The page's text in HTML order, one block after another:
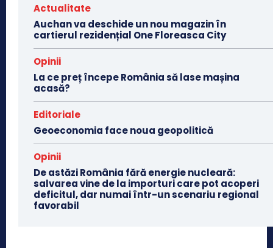
Actualitate
Auchan va deschide un nou magazin în
cartierul rezidențial One Floreasca City
Opinii
La ce preț începe România să lase mașina
acasă?
Editoriale
Geoeconomia face noua geopolitică
Opinii
De astăzi România fără energie nucleară:
salvarea vine de la importuri care pot acoperi
deficitul, dar numai într-un scenariu regional
favorabil